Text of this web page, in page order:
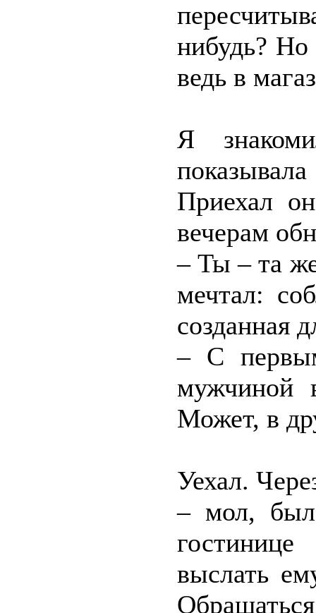
нибудь?
ведь в
Я
Приехал
вечерам
– Ты – та
мечтал:
созданная
– С
мужчиной
Может, в
Уехал.
– мол, был
выслать